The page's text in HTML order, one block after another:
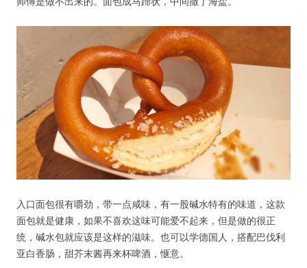
入口面包很有嚼劲，带一点咸味，有一股碱水特有的味道，这款
面包就是健康，如果不喜欢这味可能爱不起来，但是做的很正
统，碱水包就应该是这样的滋味。也可以学德国人，搭配巴伐利
亚白香肠，甜芥末酱再来杯啤酒，惬意。